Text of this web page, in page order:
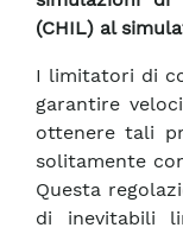
(CHIL) al
I limitatori di
garantire
ottenere tali
solitamente
Questa
di inevitabili